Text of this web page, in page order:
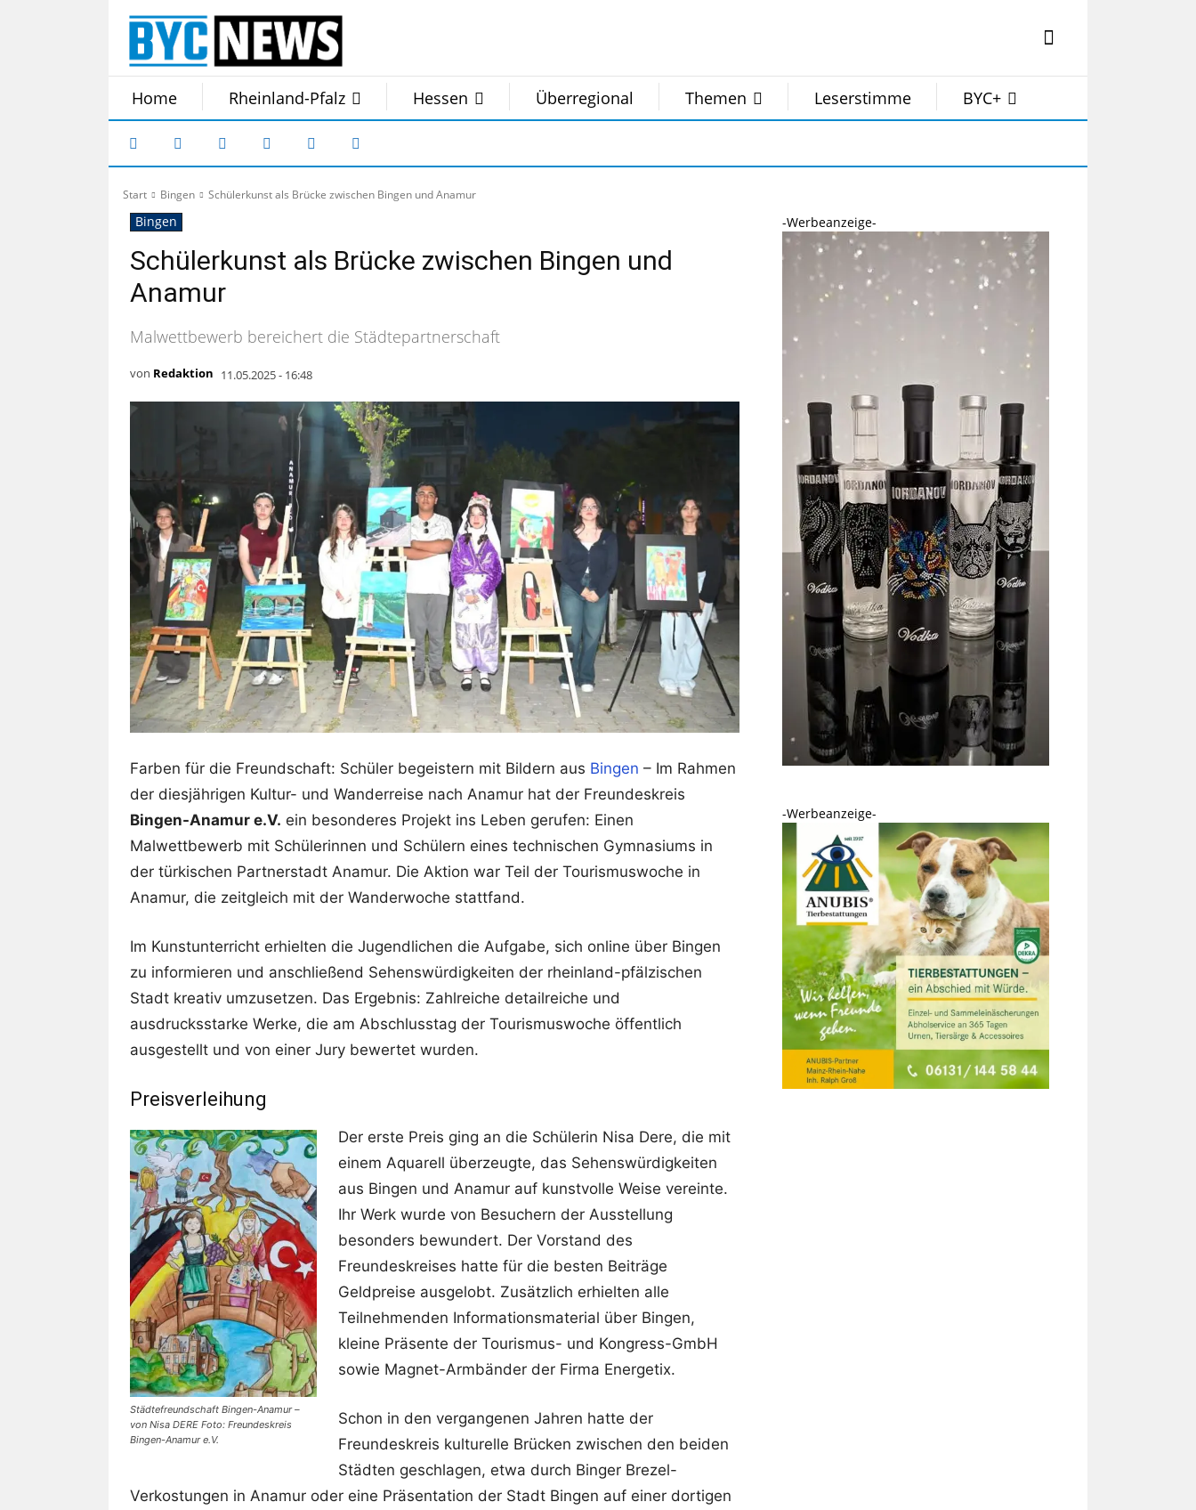
Home Rheinland-Pfalz Hessen Überregional Themen Leserstimme BYC+
Start Bingen Schülerkunst als Brücke zwischen Bingen und Anamur
Bingen
Schülerkunst als Brücke zwischen Bingen und
Anamur
Malwettbewerb bereichert die Städtepartnerschaft
von Redaktion 11.05.2025 - 16:48
Farben für die Freundschaft: Schüler begeistern mit Bildern aus Bingen – Im Rahmen
der diesjährigen Kultur- und Wanderreise nach Anamur hat der Freundeskreis
Bingen-Anamur e.V. ein besonderes Projekt ins Leben gerufen: Einen
Malwettbewerb mit Schülerinnen und Schülern eines technischen Gymnasiums in
der türkischen Partnerstadt Anamur. Die Aktion war Teil der Tourismuswoche in
Anamur, die zeitgleich mit der Wanderwoche stattfand.
Im Kunstunterricht erhielten die Jugendlichen die Aufgabe, sich online über Bingen
zu informieren und anschließend Sehenswürdigkeiten der rheinland-pfälzischen
Stadt kreativ umzusetzen. Das Ergebnis: Zahlreiche detailreiche und
ausdrucksstarke Werke, die am Abschlusstag der Tourismuswoche öffentlich
ausgestellt und von einer Jury bewertet wurden.
Preisverleihung
Städtefreundschaft Bingen-Anamur –
von Nisa DERE Foto: Freundeskreis
Bingen-Anamur e.V.
Der erste Preis ging an die Schülerin Nisa Dere, die mit
einem Aquarell überzeugte, das Sehenswürdigkeiten
aus Bingen und Anamur auf kunstvolle Weise vereinte.
Ihr Werk wurde von Besuchern der Ausstellung
besonders bewundert. Der Vorstand des
Freundeskreises hatte für die besten Beiträge
Geldpreise ausgelobt. Zusätzlich erhielten alle
Teilnehmenden Informationsmaterial über Bingen,
kleine Präsente der Tourismus- und Kongress-GmbH
sowie Magnet-Armbänder der Firma Energetix.
Schon in den vergangenen Jahren hatte der
Freundeskreis kulturelle Brücken zwischen den beiden
Städten geschlagen, etwa durch Binger Brezel-
Verkostungen in Anamur oder eine Präsentation der Stadt Bingen auf einer dortigen
-Werbeanzeige-
-Werbeanzeige-